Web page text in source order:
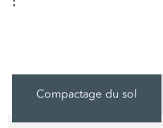
Compactage du sol